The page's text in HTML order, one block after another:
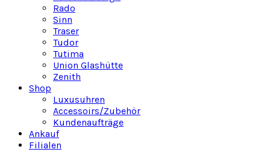
Rado
Sinn
Traser
Tudor
Tutima
Union Glashütte
Zenith
Shop
Luxusuhren
Accessoirs/Zubehör
Kundenaufträge
Ankauf
Filialen